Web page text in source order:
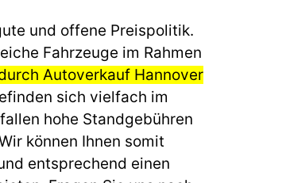
und offene Preispolitik.
Fahrzeuge im Rahmen
Autoverkauf Hannover
sich vielfach im
hohe Standgebühren
können Ihnen somit
entsprechend einen